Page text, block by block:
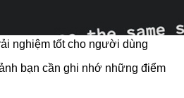
nghiệm tốt cho người dùng
bạn cần ghi nhớ những điểm